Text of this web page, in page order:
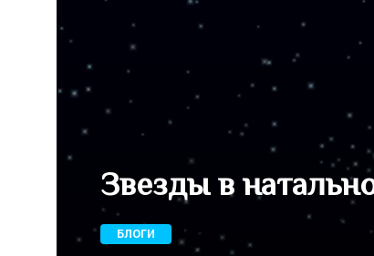
Звезды в
БЛОГИ